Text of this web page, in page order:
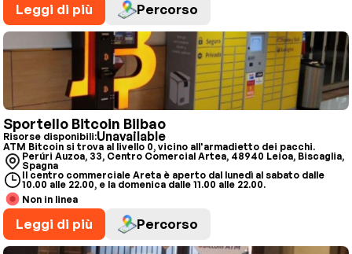
Leggi di più Percorso
Sportello Bitcoin Bilbao
Risorse disponibili:Unavailable
ATM Bitcoin si trova al livello 0, vicino all'armadietto dei pacchi.
Perúri Auzoa, 33, Centro Comercial Artea, 48940 Leioa, Biscaglia,
Spagna
Il centro commerciale Areta è aperto dal lunedì al sabato dalle
10.00 alle 22.00, e la domenica dalle 11.00 alle 22.00.
Non in linea
Leggi di più Percorso